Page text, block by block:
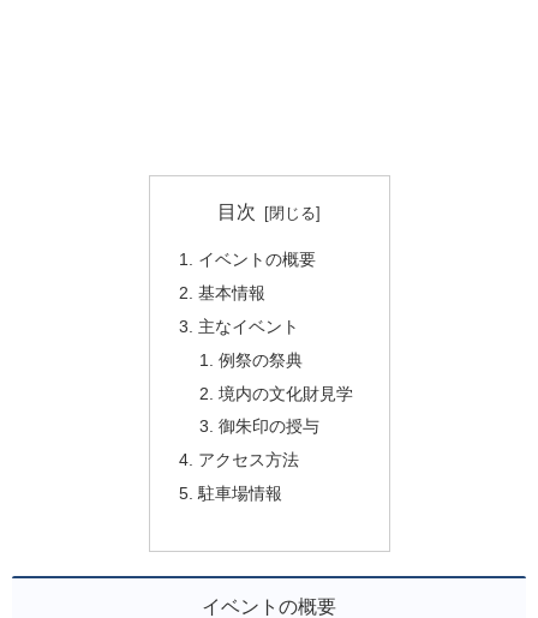
目次
イベントの概要
基本情報
主なイベント
例祭の祭典
境内の文化財見学
御朱印の授与
アクセス方法
駐車場情報
イベントの概要